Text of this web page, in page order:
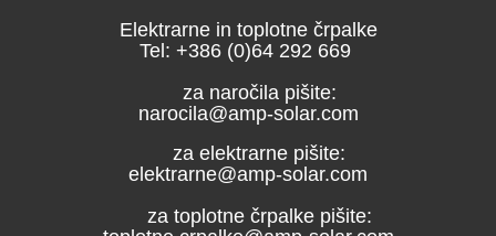
Elektrarne in toplotne črpalke
Tel: +386 (0)64 292 669
za naročila pišite:
narocila@amp-solar.com
za elektrarne pišite:
elektrarne@amp-solar.com
za toplotne črpalke pišite: